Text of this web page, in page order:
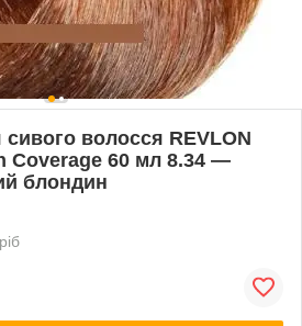
волосся REVLON
Coverage 60 мл 8.34 —
блондин